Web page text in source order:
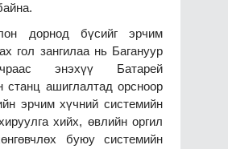
дорнод бүсийг эрчим
гол зангилаа нь Багануур
энэхүү Батарей
станц ашиглалтад орсноор
эрчим хүчний системийн
хийх, өвлийн оргил
буюу системийн